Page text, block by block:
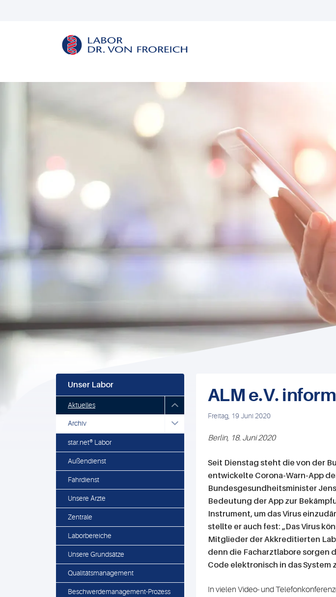
Unser Labor
Aktuelles
Archiv
star.net® Labor
Außendienst
Fahrdienst
Unsere Ärzte
Zentrale
Laborbereiche
Unsere Grundsätze
Qualitätsmanagement
Beschwerdemanagement-Prozess
ALM e.V.
Freitag, 19 Juni 2020
Berlin, 18. Juni 2020
Seit Dienstag steht die von der
entwickelte Corona-Warn-App
Bundesgesundheitsminister
Bedeutung der App zur
Instrument, um das Virus
stellte er auch fest: „Das Virus
Mitglieder der Akkreditierten
denn die Facharztlabore sorgen
Code elektronisch in das
In vielen Video- und